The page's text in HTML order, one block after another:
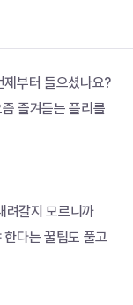
부터 들으셨나요?
즐겨듣는 플리를
려갈지 모르니까
다는 꿀팁도 풀고